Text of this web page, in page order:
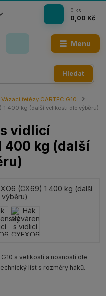
Menu
Hledat
0 ks
0,00 Kč
Vázací řetězy CARTEC G10
1 400 kg (další velikosti dle výběru)
vidlicí
400 kg (další
s velikostí a nosností dle
list s rozměry háků.